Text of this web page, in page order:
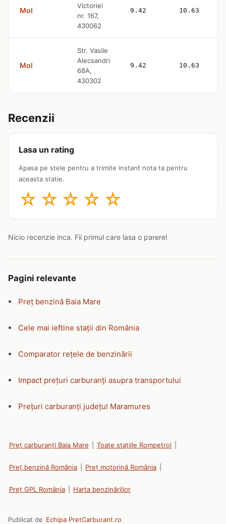
Mol
Victoriei
nr. 167,
430062
9.42 10.63
Mol
Str. Vasile
Alecsandri
68A,
430302
9.42 10.63
Recenzii
Lasa un rating
Apasa pe stele pentru a trimite instant nota ta pentru
aceasta statie.
☆ ☆ ☆ ☆ ☆
Nicio recenzie inca. Fii primul care lasa o parere!
Pagini relevante
Preț benzină Baia Mare
Cele mai ieftine stații din România
Comparator rețele de benzinării
Impact prețuri carburanți asupra transportului
Prețuri carburanți județul Maramures
Preț carburanți Baia Mare Toate stațiile Rompetrol
Preț benzină România Preț motorină România
Preț GPL România Harta benzinăriilor
Publicat de Echipa PretCarburant.ro